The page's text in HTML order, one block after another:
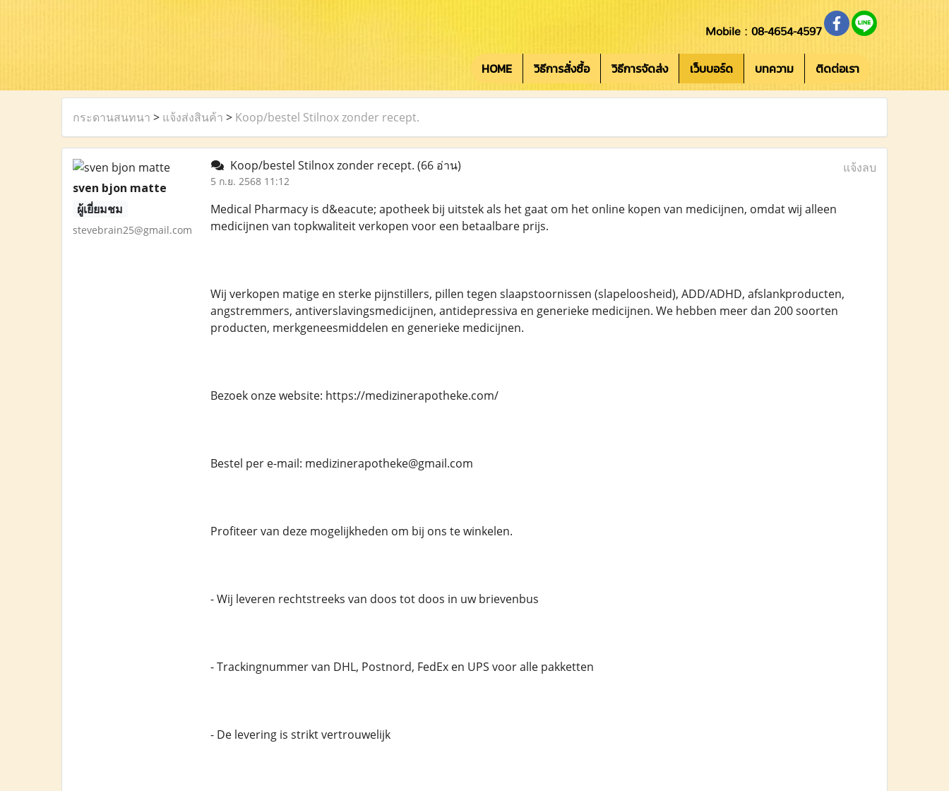
Mobile : 08-4654-4597
HOME วิธีการสั่งซื้อ วิธีการจัดส่ง เว็บบอร์ด บทความ ติดต่อเรา
กระดานสนทนา > แจ้งส่งสินค้า > Koop/bestel Stilnox zonder recept.
sven bjon matte
ผู้เยี่ยมชม
stevebrain25@gmail.com
Koop/bestel Stilnox zonder recept. (66 อ่าน)
5 ก.ย. 2568 11:12
แจ้งลบ
Medical Pharmacy is d&eacute; apotheek bij uitstek als het gaat om het online kopen van medicijnen, omdat wij alleen
medicijnen van topkwaliteit verkopen voor een betaalbare prijs.
Wij verkopen matige en sterke pijnstillers, pillen tegen slaapstoornissen (slapeloosheid), ADD/ADHD, afslankproducten,
angstremmers, antiverslavingsmedicijnen, antidepressiva en generieke medicijnen. We hebben meer dan 200 soorten
producten, merkgeneesmiddelen en generieke medicijnen.
Bezoek onze website: https://medizinerapotheke.com/
Bestel per e-mail: medizinerapotheke@gmail.com
Profiteer van deze mogelijkheden om bij ons te winkelen.
- Wij leveren rechtstreeks van doos tot doos in uw brievenbus
- Trackingnummer van DHL, Postnord, FedEx en UPS voor alle pakketten
- De levering is strikt vertrouwelijk